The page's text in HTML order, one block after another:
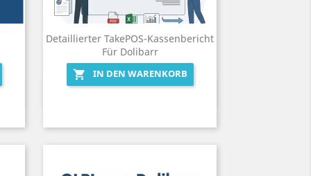
Detaillierter TakePOS-Kassenbericht
Für Dolibarr

IN DEN WARENKORB